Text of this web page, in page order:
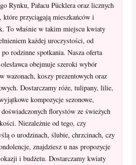
Rynku, Pałacu Pücklera oraz licznych
przyciągają mieszkańców i
To właśnie w takim miejscu kwiaty
każdej uroczystości, od
rodzinne spotkania. Nasza oferta
obejmuje szeroki wybór
wazonach, koszy prezentowych oraz
Dostarczamy róże, tulipany, lilie,
kompozycje sezonowe,
florystów ze świeżych
Niezależnie od tego, czy
o urodzinach, ślubie, chrzcinach, czy
znajdziesz u nas propozycje
i budżetu. Dostarczamy kwiaty